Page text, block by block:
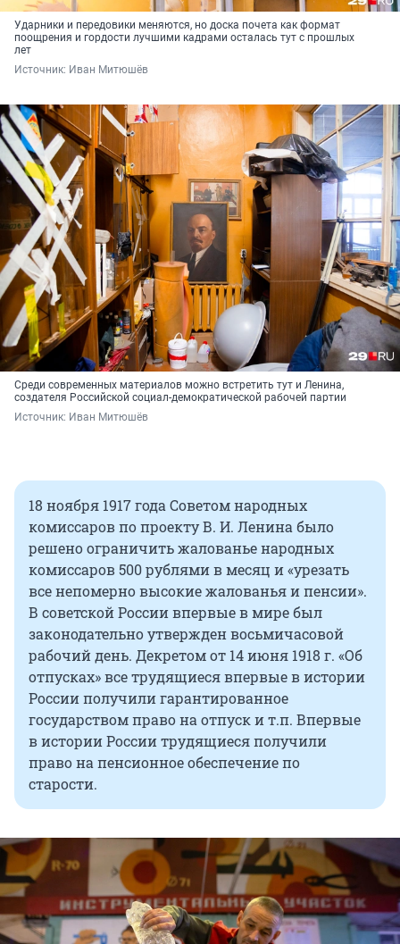
Ударники и передовики меняются, но доска почета как формат
поощрения и гордости лучшими кадрами осталась тут с прошлых
лет
Источник: Иван Митюшёв
Среди современных материалов можно встретить тут и Ленина,
создателя Российской социал-демократической рабочей партии
Источник: Иван Митюшёв
18 ноября 1917 года Советом народных
комиссаров по проекту В. И. Ленина было
решено ограничить жалованье народных
комиссаров 500 рублями в месяц и «урезать
все непомерно высокие жалованья и пенсии».
В советской России впервые в мире был
законодательно утвержден восьмичасовой
рабочий день. Декретом от 14 июня 1918 г. «Об
отпусках» все трудящиеся впервые в истории
России получили гарантированное
государством право на отпуск и т.п. Впервые
в истории России трудящиеся получили
право на пенсионное обеспечение по
старости.